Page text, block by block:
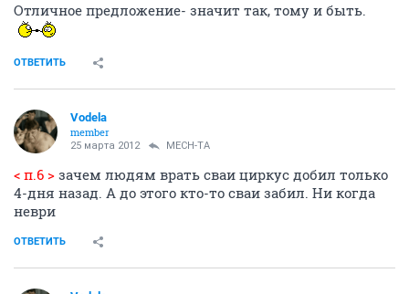
Отличное предложение- значит так, тому и быть.
ОТВЕТИТЬ
Vodela
member
25 марта 2012 MECH-TA
< п.6 > зачем людям врать сваи циркус добил только
4-дня назад. А до этого кто-то сваи забил. Ни когда
неври
ОТВЕТИТЬ